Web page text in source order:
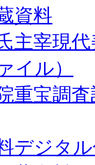
資料
主宰現
イル）
重宝調
デジタ